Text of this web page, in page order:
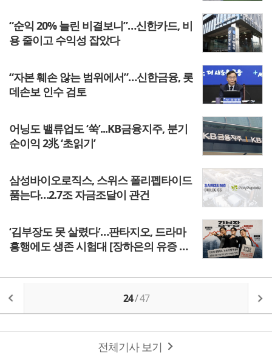
“순익 20% 늘린 비결보니”…신한카드, 비
용 줄이고 수익성 잡았다
“자본 훼손 않는 범위에서”…신한금융, 롯
데손보 인수 검토
어닝도 밸류업도 ‘쑥’...KB금융지주, 분기
순이익 2兆 ‘초읽기’
삼성바이오로직스, 스위스 폴리펩타이드
품는다…2.7조 자금조달이 관건
‘김부장도 못 살렸다’…판타지오, 드라마
흥행에도 생존 시험대 [장하은의 유증 리
24/47
전체기사 보기